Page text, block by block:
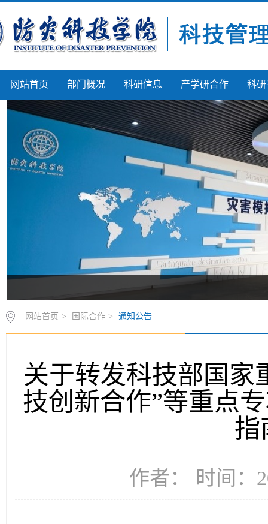
网站首页 部门概况 科研信息 产学研合作 科
网站首页 > 国际合作 > 通知公告
关于转发科技部国家
技创新合作”等重点
指
作者： 时间：